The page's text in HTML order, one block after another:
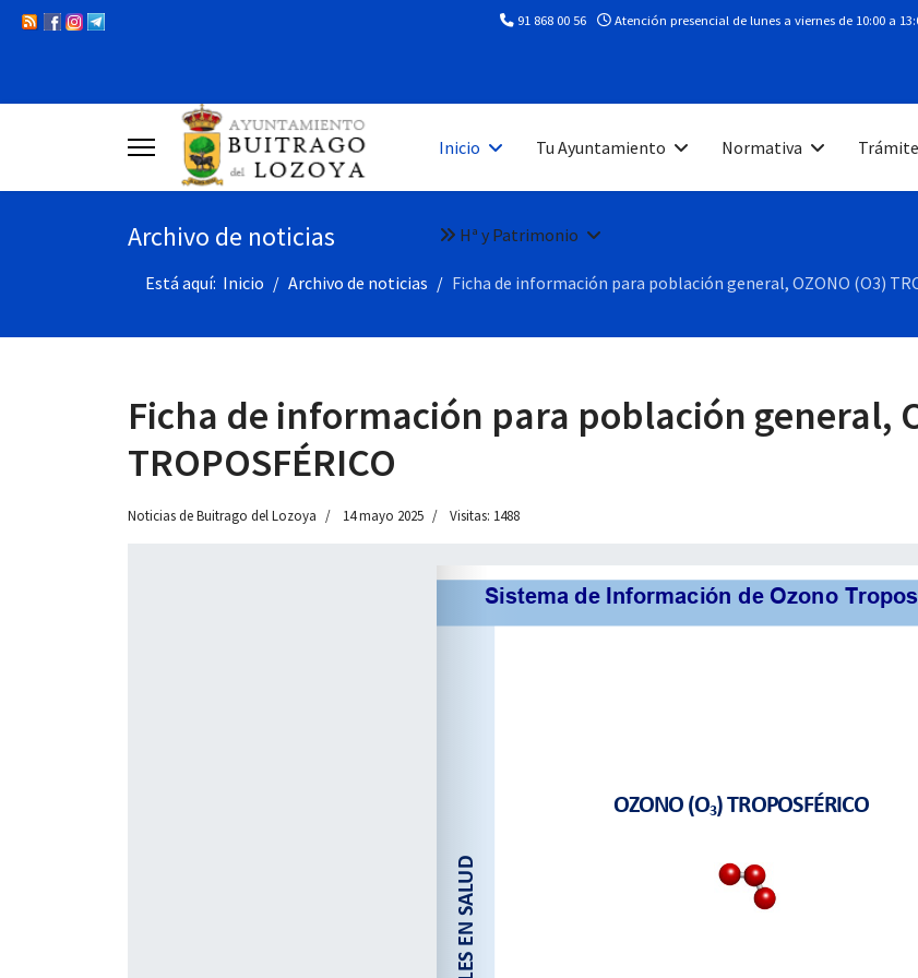
91 868 00 56 Atención presencial de lunes a viernes de 10:00 a
Inicio Tu Ayuntamiento Normativa
Hª y Patrimonio
Archivo de noticias
Está aquí: Inicio Archivo de noticias Ficha de información para población general, OZONO (O3)
Ficha de información para población general,
TROPOSFÉRICO
Noticias de Buitrago del Lozoya 14 mayo 2025 Visitas: 1488